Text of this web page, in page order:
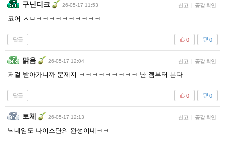
구닌디크 26-05-17 11:53 신고 | 공감 확인
코어 ㅅㅂㅋㅋㅋㅋㅋㅋㅋㅋㅋㅋ
답글 0
0
맑음 26-05-17 12:04 신고 | 공감 확인
저걸 받아가니까 문제지 ㅋㅋㅋㅋㅋㅋㅋㅋㅋ 난 젬부터 본다
답글 0
0
토체 26-05-17 12:13 신고 | 공감 확인
닉네임도 나이스단의 완성이네ㅋㅋ